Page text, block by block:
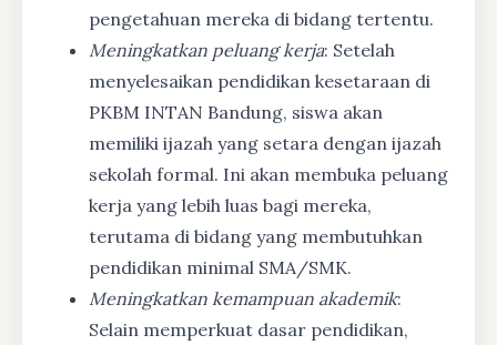
pengetahuan mereka di bidang tertentu.
Meningkatkan peluang kerja: Setelah
menyelesaikan pendidikan kesetaraan di
PKBM INTAN Bandung, siswa akan
memiliki ijazah yang setara dengan ijazah
sekolah formal. Ini akan membuka peluang
kerja yang lebih luas bagi mereka,
terutama di bidang yang membutuhkan
pendidikan minimal SMA/SMK.
Meningkatkan kemampuan akademik:
Selain memperkuat dasar pendidikan,